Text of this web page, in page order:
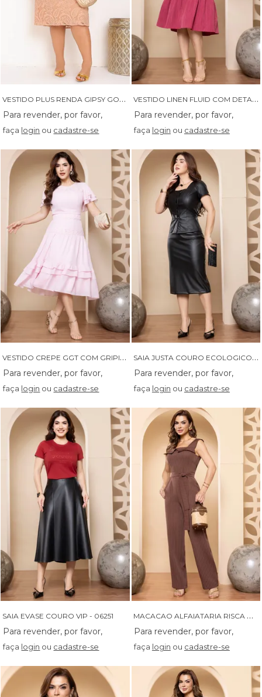
V
ESTIDO PLUS RENDA GIPSY GOLA V COM MANGA EVASE - 14575
faça login ou cadastre-se
V
ESTIDO LINEN FLUID COM DETALHES EM GRIPIR - 14555
faça login ou cadastre-se
V
ESTIDO CREPE GGT COM GRIPIR E FAIXA - 14292
faça login ou cadastre-se
S
AIA JUSTA COURO ECOLOGICO - 06234
faça login ou cadastre-se
SAIA EVASE COURO VIP - 06251
faça login ou cadastre-se
M
ACACAO ALFAIATARIA RISCA DE GIZ ALÇA COM FAIXA - 76098
faça login ou cadastre-se